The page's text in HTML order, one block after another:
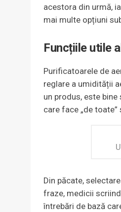
acestora din urmă,
mai multe opțiuni
Funcțiile utile
Purificatoarele de
reglare a umidității
un produs, este
care face „de
Din păcate,
fraze, medicii
întrebări de bază